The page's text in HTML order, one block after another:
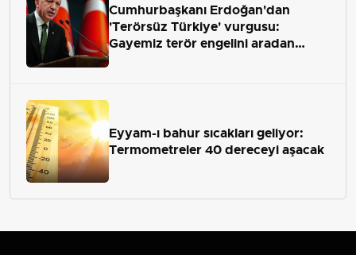
Cumhurbaşkanı Erdoğan'dan
'Terörsüz Türkiye' vurgusu:
Gayemiz terör engelini aradan
Eyyam-ı bahur sıcakları geliyor:
Termometreler 40 dereceyi aşacak